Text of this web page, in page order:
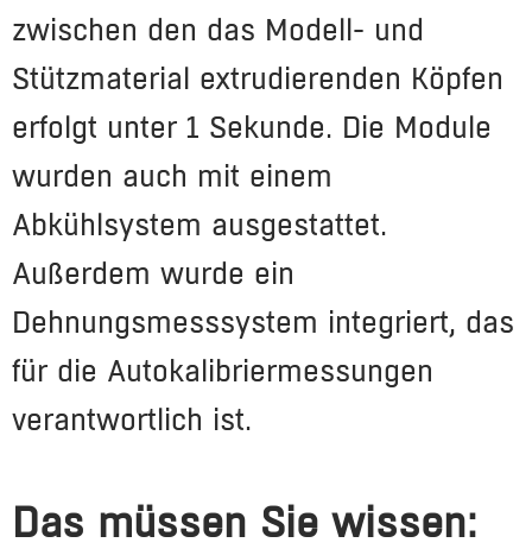
zwischen den das Modell- und
Stützmaterial extrudierenden Köpfen
erfolgt unter 1 Sekunde. Die Module
wurden auch mit einem
Abkühlsystem ausgestattet.
Außerdem wurde ein
Dehnungsmesssystem integriert, das
für die Autokalibriermessungen
verantwortlich ist.
Das müssen Sie wissen: